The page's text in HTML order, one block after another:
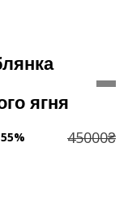
ягня
45000₴